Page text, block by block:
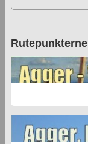
Rutepunkterne